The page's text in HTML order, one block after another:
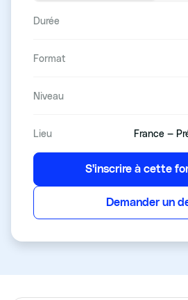
Durée
Format
Niveau
Lieu France —
S'inscrire à cette
Demander un